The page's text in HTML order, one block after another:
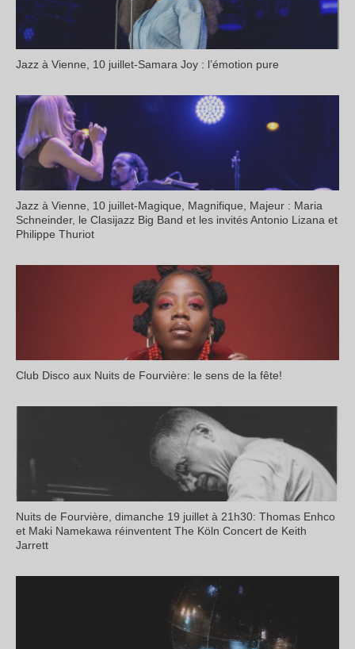
Jazz à Vienne, 10 juillet-Samara Joy : l’émotion pure
Jazz à Vienne, 10 juillet-Magique, Magnifique, Majeur : Maria
Schneinder, le Clasijazz Big Band et les invités Antonio Lizana et
Philippe Thuriot
Club Disco aux Nuits de Fourvière: le sens de la fête!
Nuits de Fourvière, dimanche 19 juillet à 21h30: Thomas Enhco
et Maki Namekawa réinventent The Köln Concert de Keith
Jarrett